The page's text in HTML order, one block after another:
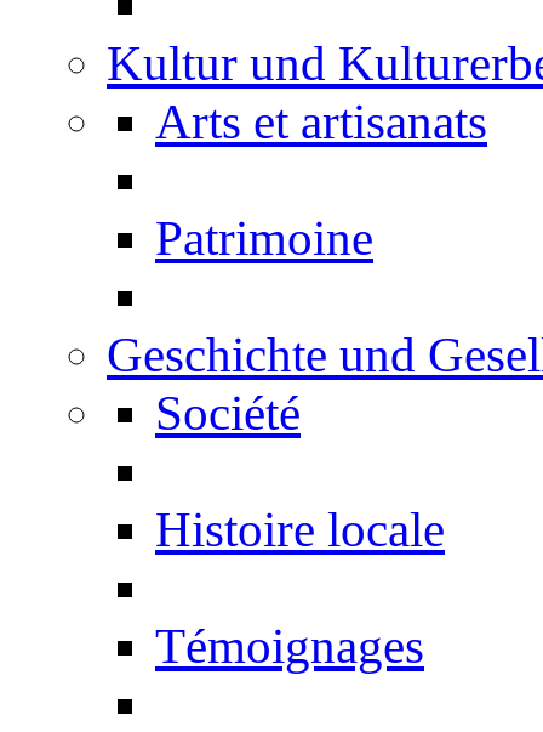
Kultur und
Arts et artisanats
Patrimoine
Geschichte und
Société
Histoire locale
Témoignages